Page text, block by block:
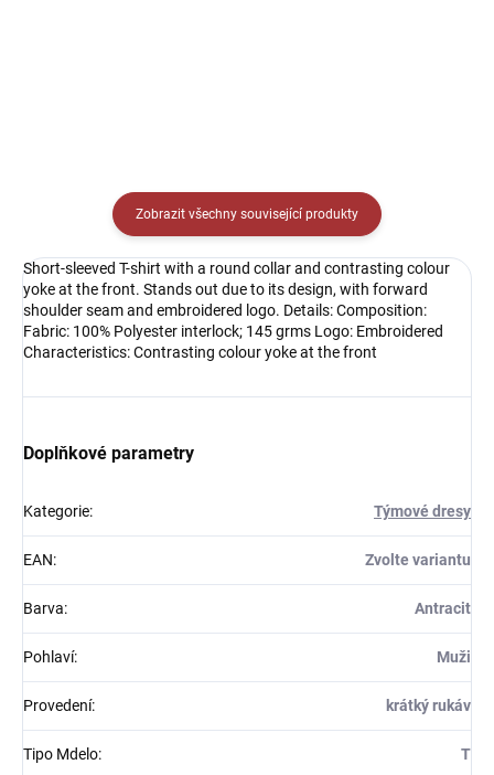
Zobrazit všechny související produkty
Short-sleeved T-shirt with a round collar and contrasting colour
yoke at the front. Stands out due to its design, with forward
shoulder seam and embroidered logo. Details: Composition:
Fabric: 100% Polyester interlock; 145 grms Logo: Embroidered
Characteristics: Contrasting colour yoke at the front
Doplňkové parametry
Kategorie: Týmové dresy
EAN: Zvolte variantu
Barva: Antracit
Pohlaví: Muži
Provedení: krátký rukáv
Tipo Mdelo: T